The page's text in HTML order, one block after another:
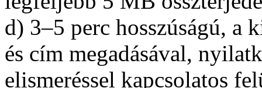
d) 3–5 perc hosszúságú, a
és cím megadásával,
elismeréssel kapcsolatos